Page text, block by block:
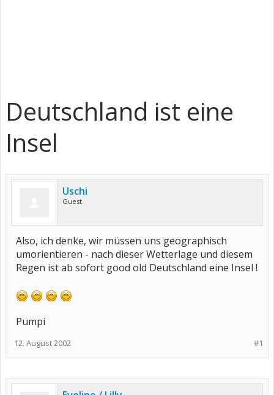
Deutschland ist eine
Insel
Uschi
Guest
Also, ich denke, wir müssen uns geographisch
umorientieren - nach dieser Wetterlage und diesem
Regen ist ab sofort good old Deutschland eine Insel !
Pumpi
#1
12. August 2002